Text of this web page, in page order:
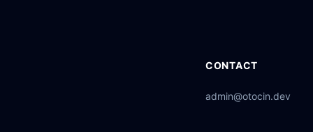
CONTACT
admin@otocin.dev